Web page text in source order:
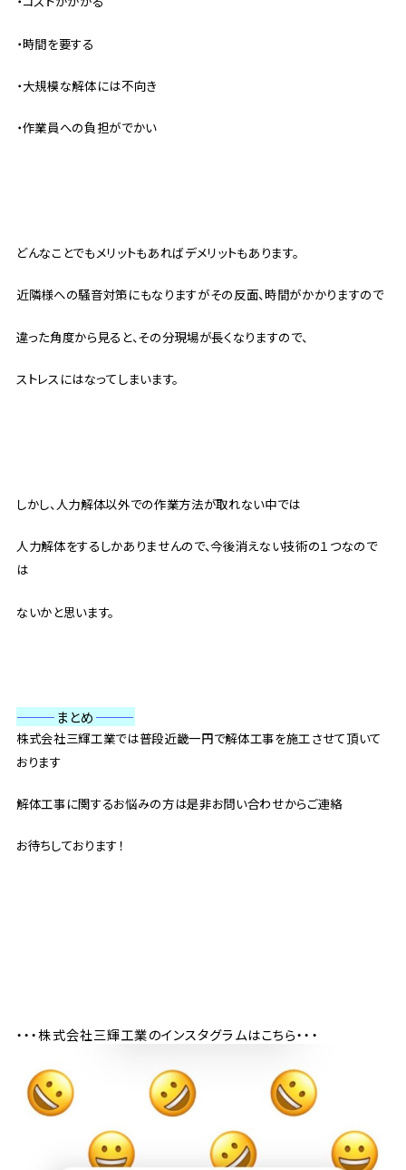
・時間を要する
・大規模な解体には不向き
・作業員への負担がでかい
どんなことでもメリットもあればデメリットもあります。
近隣様への騒音対策にもなりますがその反面、時間がかかりますので
違った角度から見ると、その分現場が長くなりますので、
ストレスにはなってしまいます。
しかし、人力解体以外での作業方法が取れない中では
人力解体をするしかありませんので、今後消えない技術の１つなので
は
ないかと思います。
———まとめ———
株式会社三輝工業では普段近畿一円で解体工事を施工させて頂いて
おります
解体工事に関するお悩みの方は是非お問い合わせからご連絡
お待ちしております！
・・・株式会社三輝工業のインスタグラムはこちら・・・